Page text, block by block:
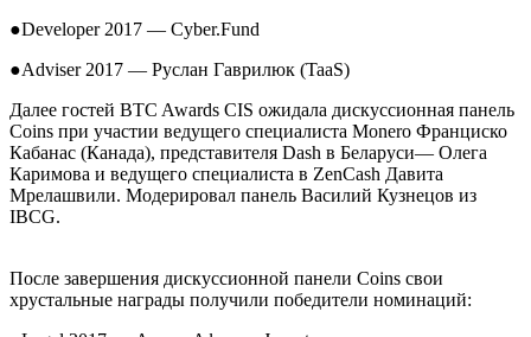
●Developer 2017 — Cyber.Fund
●Adviser 2017 — Руслан Гаврилюк (TaaS)
Далее гостей BTC Awards CIS ожидала дискуссионная панель
Coins при участии ведущего специалиста Monero Франциско
Кабанас (Канада), представителя Dash в Беларуси— Олега
Каримова и ведущего специалиста в ZenCash Давита
Мрелашвили. Модерировал панель Василий Кузнецов из
IBCG.
После завершения дискуссионной панели Coins свои
хрустальные награды получили победители номинаций: